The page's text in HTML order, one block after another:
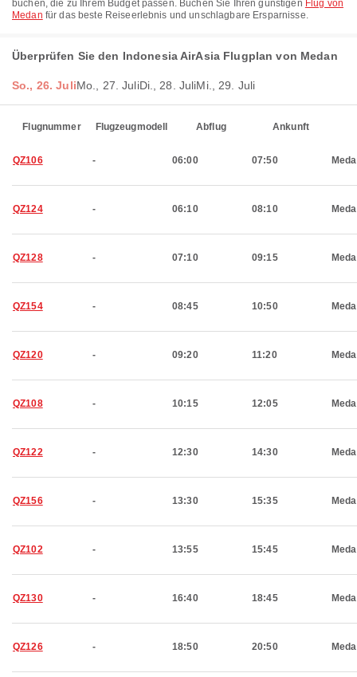
buchen, die zu Ihrem Budget passen. Buchen Sie Ihren günstigen Flug von
Medan für das beste Reiseerlebnis und unschlagbare Ersparnisse.
Überprüfen Sie den Indonesia AirAsia Flugplan von Medan
So., 26. JuliMo., 27. JuliDi., 28. JuliMi., 29. Juli
Flugnummer Flugzeugmodell Abflug Ankunft
QZ106 - 06:00 07:50
QZ124 - 06:10 08:10
QZ128 - 07:10 09:15
QZ154 - 08:45 10:50
QZ120 - 09:20 11:20
QZ108 - 10:15 12:05
QZ122 - 12:30 14:30
QZ156 - 13:30 15:35
QZ102 - 13:55 15:45
QZ130 - 16:40 18:45
QZ126 - 18:50 20:50